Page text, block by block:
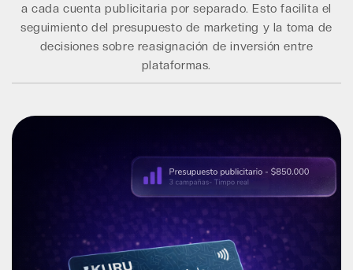
a cada cuenta publicitaria por separado. Esto facilita el
seguimiento del presupuesto de marketing y la toma de
decisiones sobre reasignación de inversión entre
plataformas.